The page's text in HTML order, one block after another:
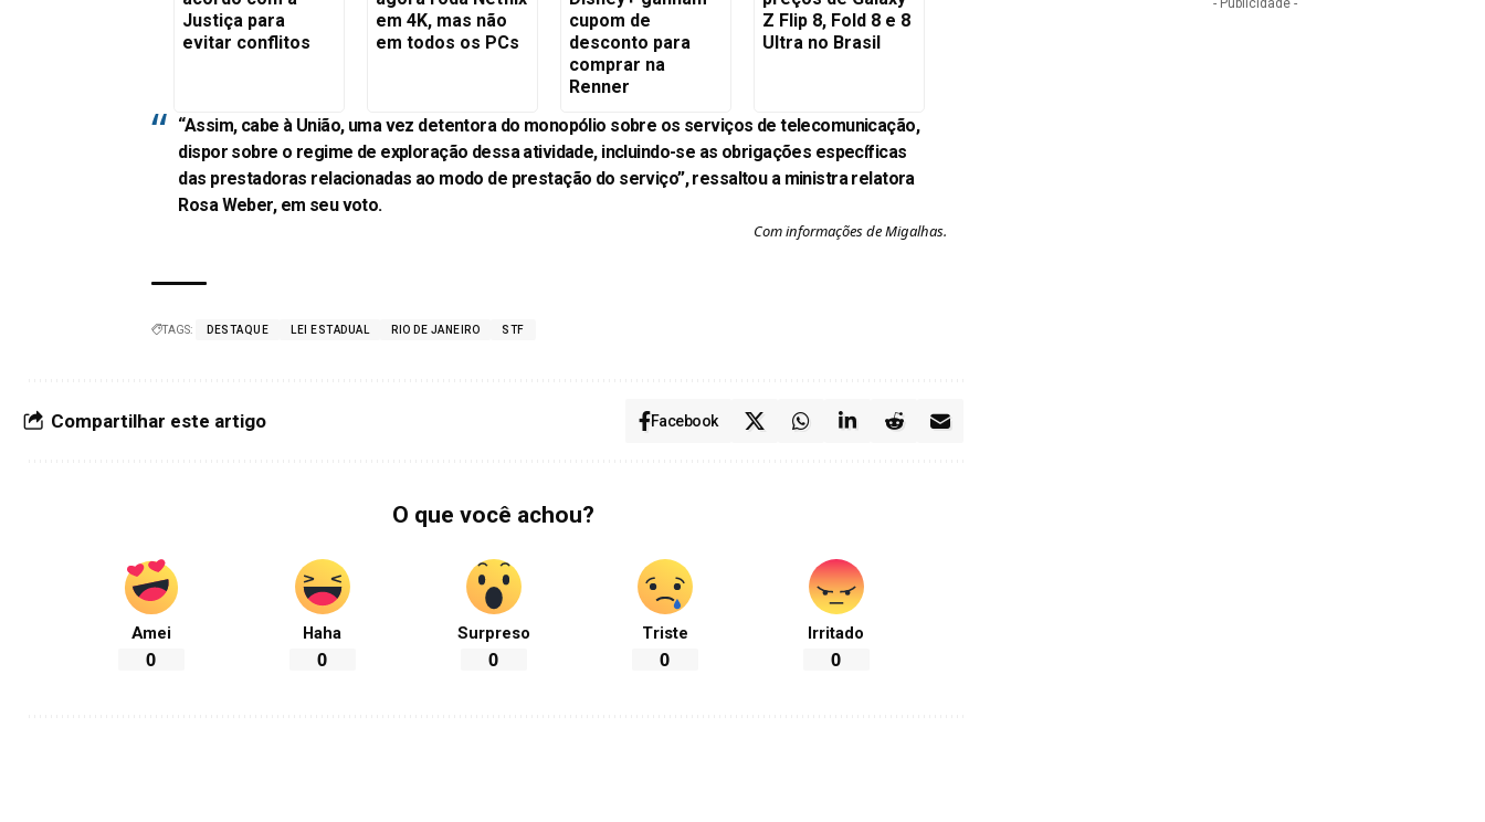
Justiça para
evitar conflitos
em 4K, mas não
em todos os PCs
cupom de
desconto para
comprar na
Renner
Z Flip 8, Fold 8 e 8
Ultra no Brasil
“Assim, cabe à União, uma vez detentora do monopólio sobre os serviços de telecomunicação,
dispor sobre o regime de exploração dessa atividade, incluindo-se as obrigações específicas
das prestadoras relacionadas ao modo de prestação do serviço”, ressaltou a ministra relatora
Rosa Weber, em seu voto.
Com informações de Migalhas.
TAGS: DESTAQUE LEI ESTADUAL RIO DE JANEIRO STF
Compartilhar este artigo Facebook
O que você achou?
Amei
0
Haha
0
Surpreso
0
Triste
0
Irritado
0
- Publicidade -